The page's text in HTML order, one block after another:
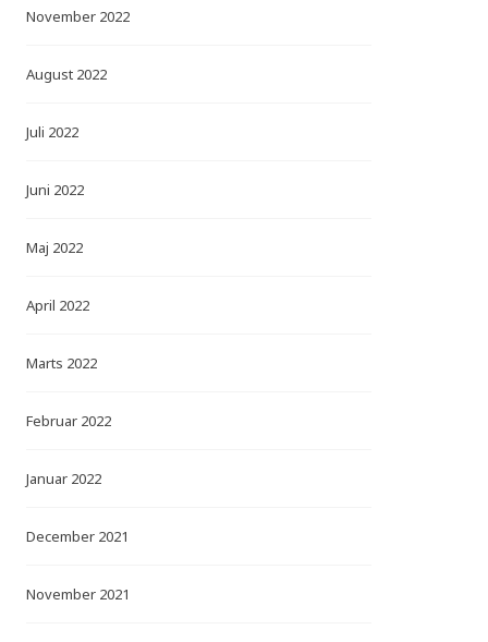
November 2022
August 2022
Juli 2022
Juni 2022
Maj 2022
April 2022
Marts 2022
Februar 2022
Januar 2022
December 2021
November 2021